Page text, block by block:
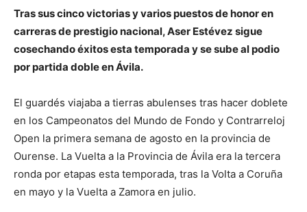
Tras sus cinco victorias y varios puestos de honor en
carreras de prestigio nacional, Aser Estévez sigue
cosechando éxitos esta temporada y se sube al podio
por partida doble en Ávila.
El guardés viajaba a tierras abulenses tras hacer doblete
en los Campeonatos del Mundo de Fondo y Contrarreloj
Open la primera semana de agosto en la provincia de
Ourense. La Vuelta a la Provincia de Ávila era la tercera
ronda por etapas esta temporada, tras la Volta a Coruña
en mayo y la Vuelta a Zamora en julio.